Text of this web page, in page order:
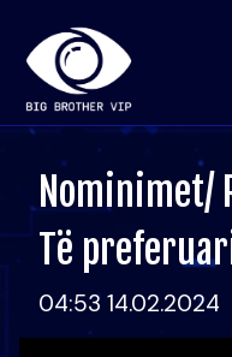
Nominimet/
Të
04:53 14.02.2024